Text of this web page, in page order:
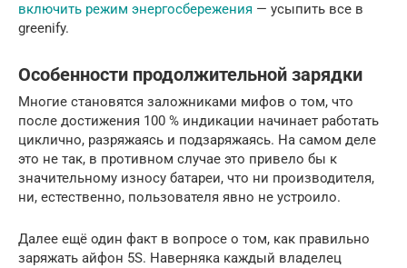
включить режим энергосбережения — усыпить все в
greenify.
Особенности продолжительной зарядки
Многие становятся заложниками мифов о том, что
после достижения 100 % индикации начинает работать
циклично, разряжаясь и подзаряжаясь. На самом деле
это не так, в противном случае это привело бы к
значительному износу батареи, что ни производителя,
ни, естественно, пользователя явно не устроило.
Далее ещё один факт в вопросе о том, как правильно
заряжать айфон 5S. Наверняка каждый владелец